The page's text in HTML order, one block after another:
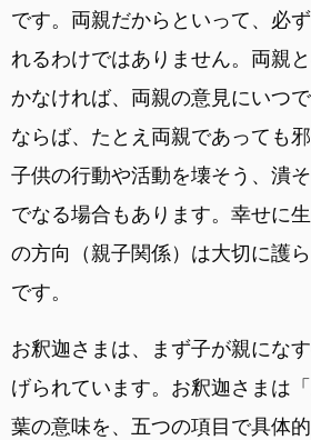
です。両親だからといって、必
れるわけではありません。両親
かなければ、両親の意見にいつ
ならば、たとえ両親であっても
子供の行動や活動を壊そう、潰
でなる場合もあります。幸せに
の方向（親子関係）は大切に護
です。
お釈迦さまは、まず子が親にな
げられています。お釈迦さまは
葉の意味を、五つの項目で具体